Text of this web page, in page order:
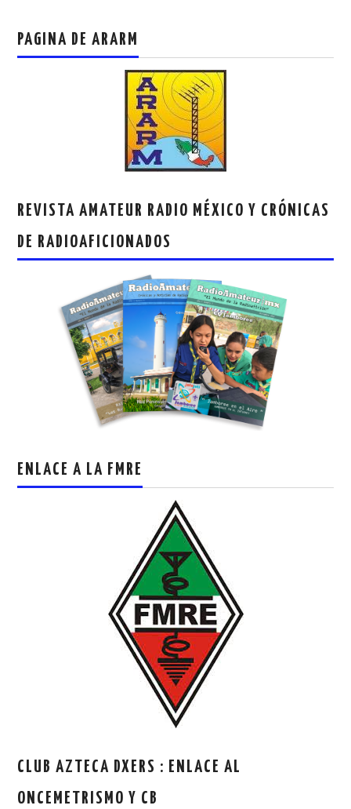
PAGINA DE ARARM
REVISTA AMATEUR RADIO MÉXICO Y CRÓNICAS
DE RADIOAFICIONADOS
ENLACE A LA FMRE
CLUB AZTECA DXERS : ENLACE AL
ONCEMETRISMO Y CB